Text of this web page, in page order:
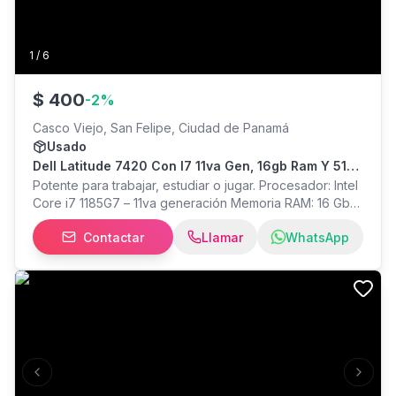
1 / 6
$ 400-2%
Casco Viejo, San Felipe, Ciudad de Panamá
Usado
Dell Latitude 7420 Con I7 11va Gen, 16gb Ram Y 512
Ssd
Potente para trabajar, estudiar o jugar. Procesador: Intel
Core i7 1185G7 – 11va generación Memoria RAM: 16 Gb
Almacenamiento: 512GB Nvme Sistema operativo:
Windows 11 Pro Teclado Retroiluminado y Pantalla 14",
desbloqueo por huella y facial. Incluye cargador original
Tipo C, garantia de 90 dias, funda y Office Gratis.
Contactar Llamar WhatsApp
Previous slide Next